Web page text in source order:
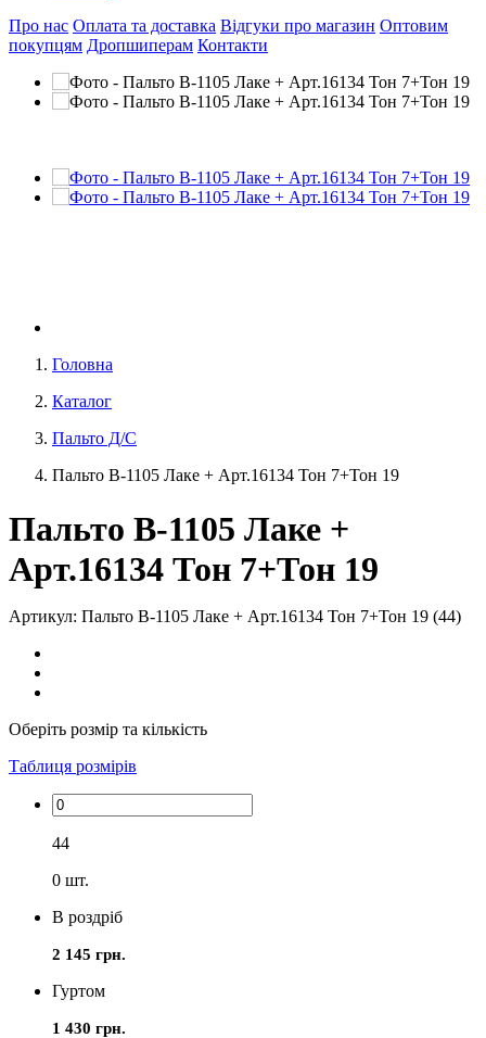
Про нас Оплата та доставка Відгуки про магазин Оптовим
покупцям Дропшиперам Контакти
Головна
Каталог
Пальто Д/С
Пальто В-1105 Лаке + Арт.16134 Тон 7+Тон 19
Пальто В-1105 Лаке +
Арт.16134 Тон 7+Тон 19
Артикул: Пальто В-1105 Лаке + Арт.16134 Тон 7+Тон 19 (44)
Оберіть розмір та кількість
Таблиця розмірів
44
0 шт.
В роздріб
2 145 грн.
Гуртом
1 430 грн.